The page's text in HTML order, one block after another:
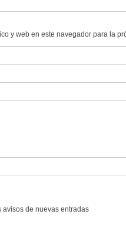
y web en este navegador para la
de nuevas entradas